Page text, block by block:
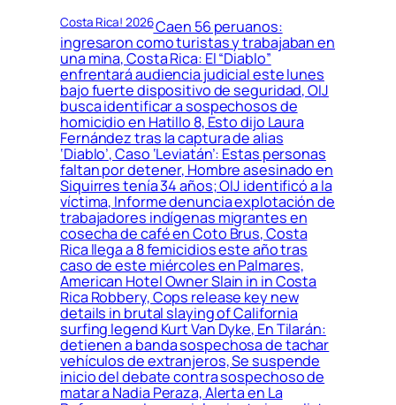
Costa Rica! 2026Caen 56 peruanos:
ingresaron como turistas y trabajaban en
una mina, Costa Rica: El “Diablo”
enfrentará audiencia judicial este lunes
bajo fuerte dispositivo de seguridad, OIJ
busca identificar a sospechosos de
homicidio en Hatillo 8, Esto dijo Laura
Fernández tras la captura de alias
‘Diablo’, Caso ‘Leviatán’: Estas personas
faltan por detener, Hombre asesinado en
Siquirres tenía 34 años; OIJ identificó a la
víctima, Informe denuncia explotación de
trabajadores indígenas migrantes en
cosecha de café en Coto Brus, Costa
Rica llega a 8 femicidios este año tras
caso de este miércoles en Palmares,
American Hotel Owner Slain in in Costa
Rica Robbery, Cops release key new
details in brutal slaying of California
surfing legend Kurt Van Dyke, En Tilarán:
detienen a banda sospechosa de tachar
vehículos de extranjeros, Se suspende
inicio del debate contra sospechoso de
matar a Nadia Peraza, Alerta en La